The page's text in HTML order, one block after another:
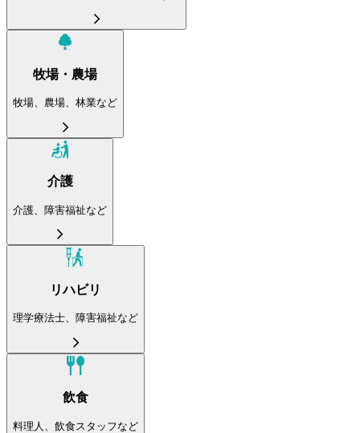
牧場・農場
牧場、農場、林業など
介護
介護、障害福祉など
リハビリ
理学療法士、障害福祉など
飲食
料理人、飲食スタッフなど